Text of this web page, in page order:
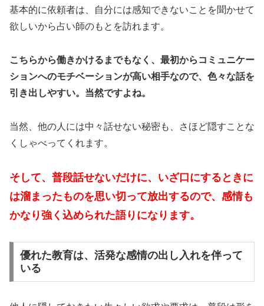
基本的に依頼者は、自分には感知できないことを聞かせて
欲しいから占い師のもとを訪れます。
こちらから働きかけるまでもなく、最初からコミュニケー
ションへのモチベーションが高い相手なので、色々な話を
引き出しやすい。当然ですよね。
当然、他の人には中々話せない秘密も、さほど隠すことな
くしゃべってくれます。
そして、普段話せないだけに、いざ口にするときに
は溜まったものを思い切って放出するので、感情も
かなり強く込められた語りになります。
優れた教育は、活発な感情の出し入れを伴って
いる